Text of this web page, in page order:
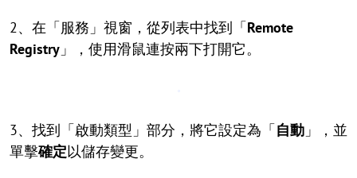
2、在「服務」視窗，從列表中找到「Remote
Registry 」，使用滑鼠連按兩下打開它。
3、找到「啟動類型」部分，將它設定為「自動 」，並
單擊確定以儲存變更。